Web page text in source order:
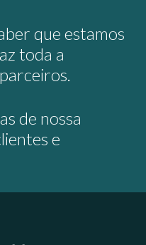
que estamos
toda a
de nossa
e